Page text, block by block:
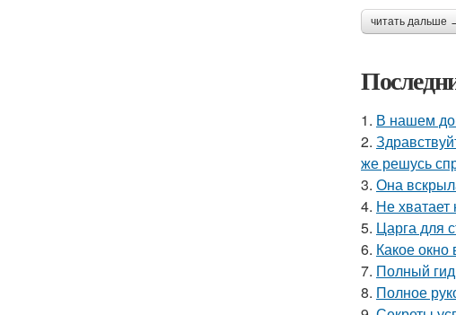
читать дальше
1. В нашем
2.
же решусь
3. Она
4. Не
5. Царга для
6. Какое окно
7. Полный
8. Полное